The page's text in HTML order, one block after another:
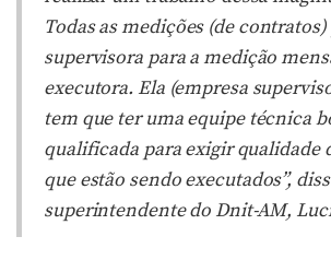
Todas as medições (de
supervisora para a medição
executora. Ela (empresa
tem que ter uma equipe técnica
qualificada para exigir qualidade
que estão sendo executados”,
superintendente do Dnit-AM,